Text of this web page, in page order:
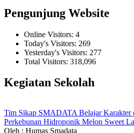
Pengunjung Website
Online Visitors: 4
Today's Visitors: 269
Yesterday's Visitors: 277
Total Visitors: 318,096
Kegiatan Sekolah
Tim Sikap SMADATA Belajar Karakter
Perkebunan Hidroponik Melon Sweet
Oleh : Humas Smadata